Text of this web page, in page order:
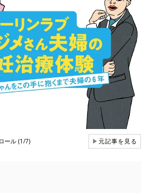
ール (1/7) ▶元記事を見る